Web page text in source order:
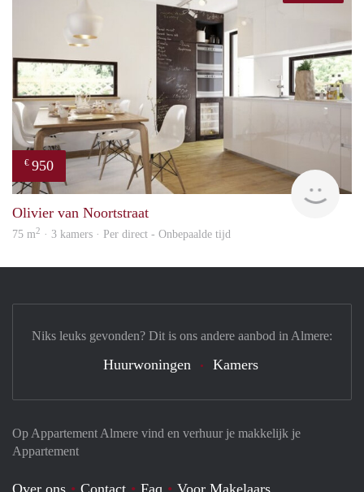
€ 950
Olivier van Noortstraat
75 m2 · 3 kamers · Per direct - Onbepaalde tijd
Op Appartement Almere vind en verhuur je makkelijk je
Appartement
Over ons Contact Faq Voor Makelaars
Niks leuks gevonden? Dit is ons andere aanbod in Almere:
Huurwoningen Kamers